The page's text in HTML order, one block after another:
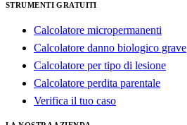
STRUMENTI GRATUITI
Calcolatore micropermanenti
Calcolatore danno biologico grave
Calcolatore per tipo di lesione
Calcolatore perdita parentale
Verifica il tuo caso